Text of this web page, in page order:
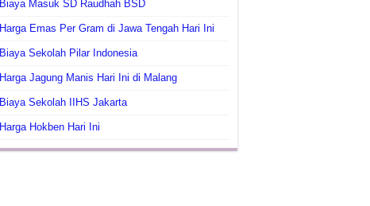
Biaya Masuk SD Raudhah BSD
Harga Emas Per Gram di Jawa Tengah Hari Ini
Biaya Sekolah Pilar Indonesia
Harga Jagung Manis Hari Ini di Malang
Biaya Sekolah IIHS Jakarta
Harga Hokben Hari Ini